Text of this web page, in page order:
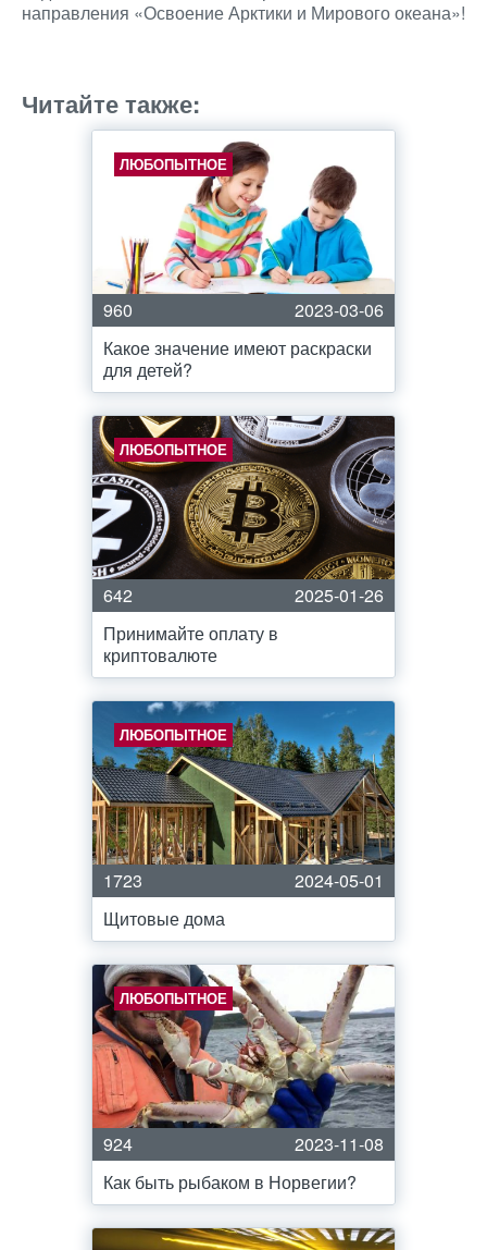
направления «Освоение Арктики и Мирового океана»!
Читайте также:
ЛЮБОПЫТНОЕ
960
2023-03-06
Какое значение имеют раскраски
для детей?
ЛЮБОПЫТНОЕ
642
2025-01-26
Принимайте оплату в
криптовалюте
ЛЮБОПЫТНОЕ
1723
2024-05-01
Щитовые дома
ЛЮБОПЫТНОЕ
924
2023-11-08
Как быть рыбаком в Норвегии?